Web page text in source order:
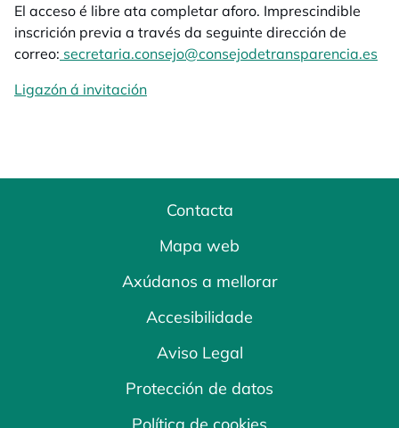
El acceso é libre ata completar aforo. Imprescindible
inscrición previa a través da seguinte dirección de
correo: secretaria.consejo@consejodetransparencia.es
Ligazón á invitación
Contacta
Mapa web
Axúdanos a mellorar
Accesibilidade
Aviso Legal
Protección de datos